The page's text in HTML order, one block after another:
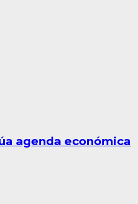
agenda económica